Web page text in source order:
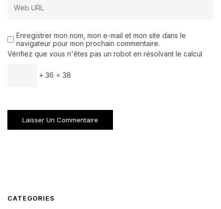
Enregistrer mon nom, mon e-mail et mon site dans le
navigateur pour mon prochain commentaire.
Vérifiez que vous n'êtes pas un robot en résolvant le calcul
+ 36 = 38
CATEGORIES